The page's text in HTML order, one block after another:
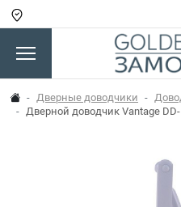
Дверные доводчики
Дверной доводчик Vantage